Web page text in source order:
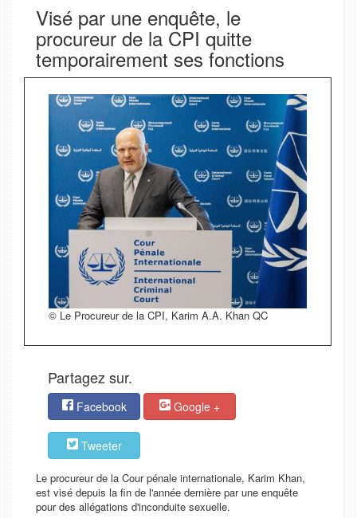
Visé par une enquête, le
procureur de la CPI quitte
temporairement ses fonctions
© Le Procureur de la CPI, Karim A.A. Khan QC
Partagez sur.
Facebook Google +
Tweeter
Le procureur de la Cour pénale internationale, Karim Khan,
est visé depuis la fin de l'année dernière par une enquête
pour des allégations d'inconduite sexuelle.